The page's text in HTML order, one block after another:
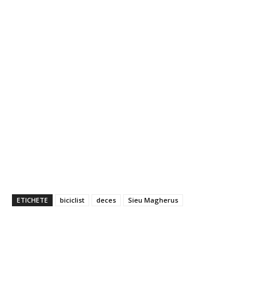
ETICHETE biciclist deces Sieu Magherus